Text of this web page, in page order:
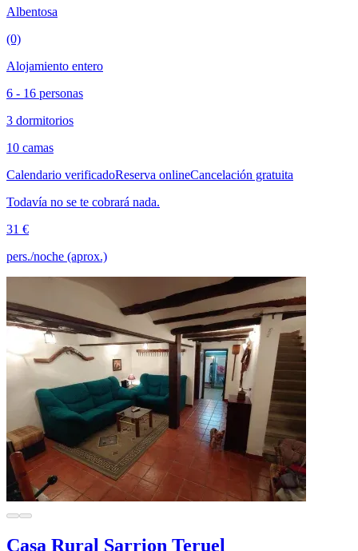
Albentosa
(0)
Alojamiento entero
6 - 16 personas
3 dormitorios
10 camas
Calendario verificadoReserva onlineCancelación gratuita
Todavía no se te cobrará nada.
31 €
pers./noche (aprox.)
Casa Rural Sarrion Teruel